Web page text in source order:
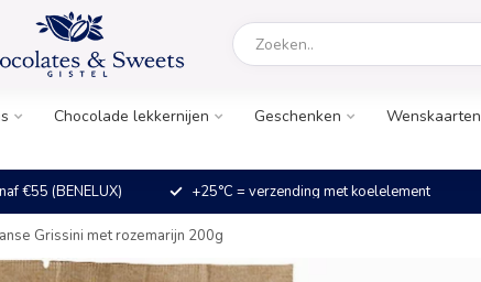
Chocolade lekkernijen Geschenken Wenskaarten
€55 (BENELUX) +25°C = verzending met koelelement
Grissini met rozemarijn 200g